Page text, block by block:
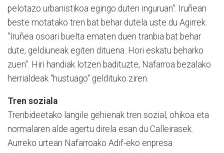
pelotazo urbanistikoa egingo duten inguruan". Iruñean
beste motatako tren bat behar dutela uste du Agirrek.
"Iruñea osoari buelta ematen duen tranbia bat behar
dute, geldiuneak egiten dituena. Hori eskatu beharko
zuen". Hiri handiak lotzen badituzte, Nafarroa bezalako
herrialdeak "hustuago" geldituko ziren.
Tren soziala
Trenbideetako langile gehienak tren sozial, ohikoa eta
normalaren alde agertu direla esan du Calleirasek.
Aurreko urtean Nafarroako Adif-eko enpresa